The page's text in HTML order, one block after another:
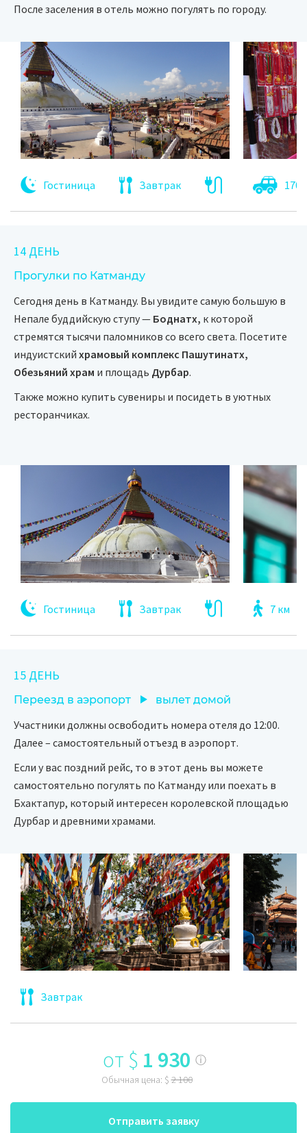
После заселения в отель можно погулять по городу.
Гостиница Завтрак 170
14 ДЕНЬ
Прогулки по Катманду
Сегодня день в Катманду. Вы увидите самую большую в
Непале буддийскую ступу — Боднатх, к которой
стремятся тысячи паломников со всего света. Посетите
индуистский храмовый комплекс Пашутинатх,
Обезьяний храм и площадь Дурбар.
Также можно купить сувениры и посидеть в уютных
ресторанчиках.
Гостиница Завтрак 7 км
15 ДЕНЬ
Переезд в аэропорт вылет домой
Участники должны освободить номера отеля до 12:00.
Далее – самостоятельный отъезд в аэропорт.
Если у вас поздний рейс, то в этот день вы можете
самостоятельно погулять по Катманду или поехать в
Бхактапур, который интересен королевской площадью
Дурбар и древними храмами.
Завтрак
ⓘ
от $ 1 930
Обычная цена: $2 100
Отправить заявку